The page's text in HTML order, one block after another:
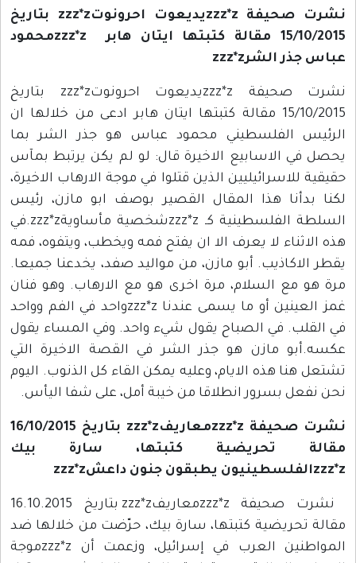
نشرت صحيفة zzz*zيديعوت احرونوتzzz*z بتاريخ
15/10/2015 مقالة كتبتها ايتان هابر zzz*zمحمود
عباس جذر الشرzzz*z
نشرت صحيفة zzz*zيديعوت احرونوتzzz*z بتاريخ
15/10/2015 مقالة كتبتها ايتان هابر ادعى من خلالها ان
الرئيس الفلسطيني محمود عباس هو جذر الشر بما
يحصل في الاسابيع الاخيرة قال: لو لم يكن يرتبط بمآس
حقيقية للاسرائيليين الذين قتلوا في موجة الارهاب الاخيرة،
لكنا بدأنا هذا المقال القصير بوصف ابو مازن، رئيس
السلطة الفلسطينية كـ zzz*zشخصية مأساويةzzz*z.في
هذه الاثناء لا يعرف الا ان يفتح فمه ويخطب، ويتفوه، فمه
يقطر الاكاذيب. أبو مازن، من مواليد صفد، يخدعنا جميعا.
مرة هو مع السلام، مرة اخرى هو مع الارهاب. وهو فنان
غمز العينين أو ما يسمى عندنا zzz*zواحد في الفم وواحد
في القلب. في الصباح يقول شيء واحد. وفي المساء يقول
عكسه.أبو مازن هو جذر الشر في القصة الاخيرة التي
تشتعل هنا هذه الايام، وعليه يمكن القاء كل الذنوب. اليوم
نحن نفعل بسرور انطلاقا من خيبة أمل، على شفا اليأس.
نشرت صحيفة zzz*zمعاريفzzz*z بتاريخ 16/10/2015
مقالة تحريضية كتبتها، سارة بيك
zzz*zالفلسطينيون يطبقون جنون داعشzzz*z
نشرت صحيفة zzz*zمعاريفzzz*z بتاريخ 16.10.2015
مقالة تحريضية كتبتها، سارة بيك، حرّضت من خلالها ضد
المواطنين العرب في إسرائيل، وزعمت أن zzz*zموجة